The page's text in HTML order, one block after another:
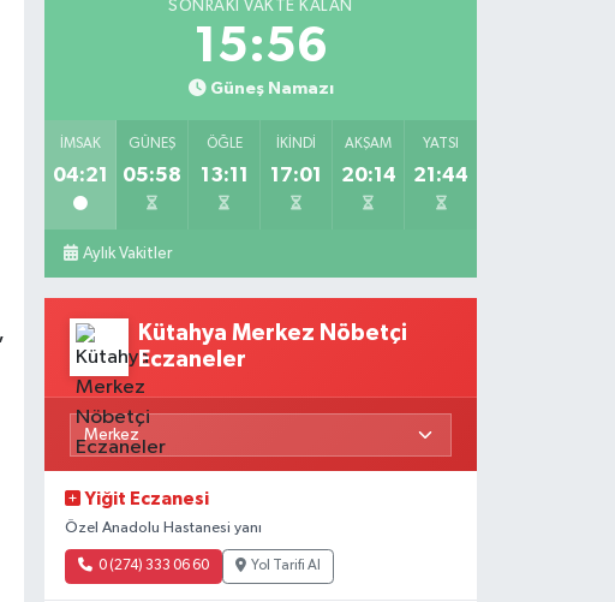
SONRAKI VAKTE KALAN
15:55
Güneş Namazı
İMSAK
04:21
GÜNEŞ
05:58
ÖĞLE
13:11
İKINDI
17:01
AKŞAM
20:14
YATSI
21:44
Aylık Vakitler
Kütahya Merkez Nöbetçi
Eczaneler
Yiğit Eczanesi
Özel Anadolu Hastanesi yanı
0 (274) 333 06 60 Yol Tarifi Al